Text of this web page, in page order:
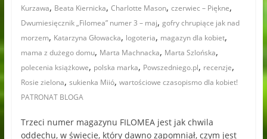
Kurzawa, Beata Kiernicka, Charlotte Mason, czerwiec – Piękne,
Dwumiesięcznik „Filomea” numer 3 – maj, gofry chrupiące jak nad
morzem, Katarzyna Głowacka, logoteria, magazyn dla kobiet,
mama z dużego domu, Marta Machnacka, Marta Szlońska,
polecenia książkowe, polska marka, Powszedniego.pl, recenzje,
Rosie zielona, sukienka Miió, wartościowe czasopismo dla kobiet!
PATRONAT BLOGA
Trzeci numer magazynu FILOMEA jest jak chwila
oddechu, w świecie, który dawno zapomniał, czym jest